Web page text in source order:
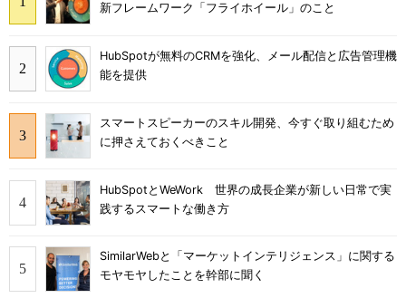
新フレームワーク「フライホイール」のこと
HubSpotが無料のCRMを強化、メール配信と広告管理機
能を提供
スマートスピーカーのスキル開発、今すぐ取り組むため
に押さえておくべきこと
HubSpotとWeWork 世界の成長企業が新しい日常で実
践するスマートな働き方
SimilarWebと「マーケットインテリジェンス」に関する
モヤモヤしたことを幹部に聞く